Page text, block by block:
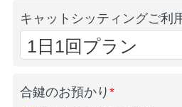
キャットシッティングご利
合鍵のお預かり *